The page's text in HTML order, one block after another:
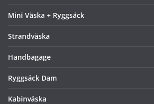
Mini Väska + Ryggsäck
Strandväska
Handbagage
Ryggsäck Dam
Kabinväska